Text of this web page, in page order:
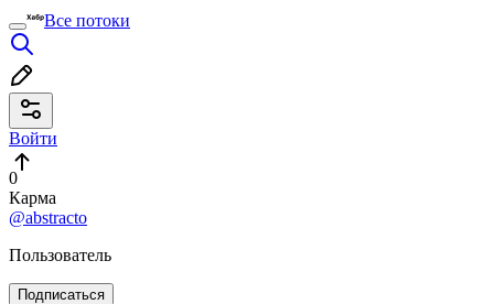
Все потоки
Войти
0
Карма
@abstracto
Пользователь
Подписаться